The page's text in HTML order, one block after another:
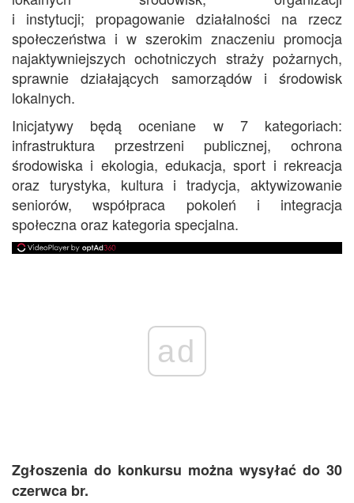
i instytucji; propagowanie działalności na rzecz
społeczeństwa i w szerokim znaczeniu promocja
najaktywniejszych ochotniczych straży pożarnych,
sprawnie działających samorządów i środowisk
lokalnych.
Inicjatywy będą oceniane w 7 kategoriach:
infrastruktura przestrzeni publicznej, ochrona
środowiska i ekologia, edukacja, sport i rekreacja
oraz turystyka, kultura i tradycja, aktywizowanie
seniorów, współpraca pokoleń i integracja
społeczna oraz kategoria specjalna.
ad
Zgłoszenia do konkursu można wysyłać do 30
czerwca br.